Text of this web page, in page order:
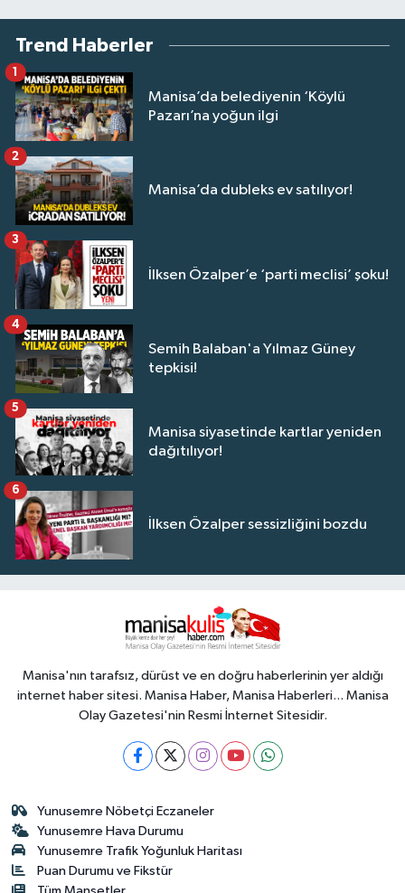
Trend Haberler
Manisa’da belediyenin ‘Köylü
Pazarı’na yoğun ilgi
1
Manisa’da dubleks ev satılıyor!
2
İlksen Özalper’e ‘parti meclisi’ şoku!
3
Semih Balaban'a Yılmaz Güney
tepkisi!
4
Manisa siyasetinde kartlar yeniden
dağıtılıyor!
5
İlksen Özalper sessizliğini bozdu
6
Manisa'nın tarafsız, dürüst ve en doğru haberlerinin yer aldığı
internet haber sitesi. Manisa Haber, Manisa Haberleri... Manisa
Olay Gazetesi'nin Resmi İnternet Sitesidir.
Yunusemre Nöbetçi Eczaneler
Yunusemre Hava Durumu
Yunusemre Trafik Yoğunluk Haritası
Puan Durumu ve Fikstür